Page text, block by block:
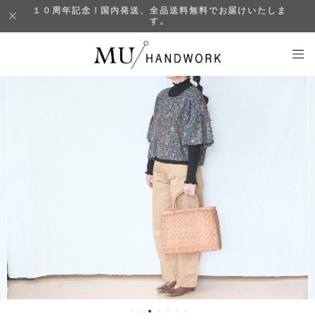
１０周年記念！国内発送、全品送料無料でお届けいたしま
す。